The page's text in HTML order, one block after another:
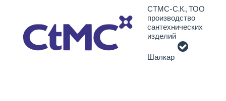
СТМС-С.К., ТОО
производство
сантехнических
изделий
Шалкар